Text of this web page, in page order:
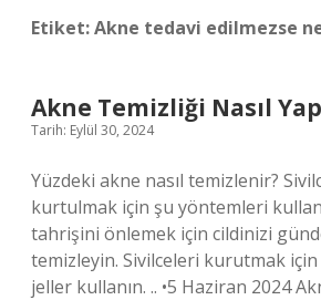
Etiket:Akne tedavi edilmezse
Akne Temizliği Nasıl
Tarih: Eylül 30, 2024
Yüzdeki akne nasıl temizlenir?
kurtulmak için şu yöntemleri
tahrişini önlemek için cildinizi
temizleyin. Sivilceleri kurutmak
jeller kullanın. .. •5 Haziran 2024